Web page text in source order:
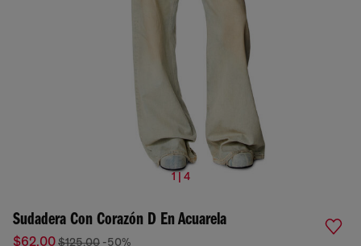
1 | 4
Sudadera Con Corazón D En Acuarela
$62.00$125.00 -50%